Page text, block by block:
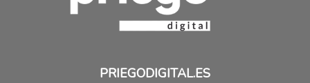
PRIEGODIGITAL.ES